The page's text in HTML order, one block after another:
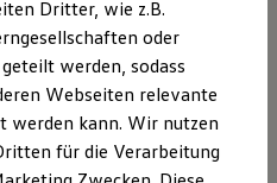
Strom
für Privatkunden
Gewerbekunden
Dritter, wie z.B.
oder
werden, sodass
Webseiten relevante
werden kann. Wir nutzen
für die Verarbeitung